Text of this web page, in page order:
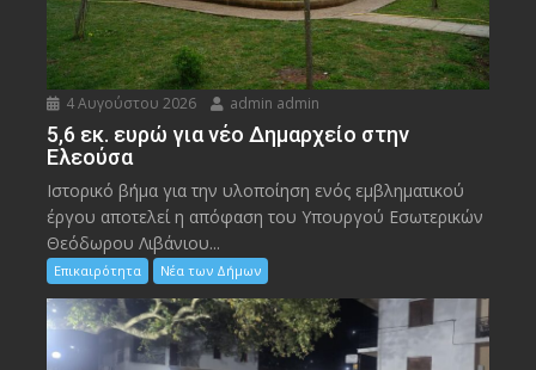
4 Αυγούστου 2026 admin admin
5,6 εκ. ευρώ για νέο Δημαρχείο στην
Ελεούσα
Ιστορικό βήμα για την υλοποίηση ενός εμβληματικού
έργου αποτελεί η απόφαση του Υπουργού Εσωτερικών
Θεόδωρου Λιβάνιου...
Επικαιρότητα Νέα των Δήμων